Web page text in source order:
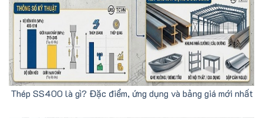
Thép SS400 là gì? Đặc điểm, ứng dụng và bảng giá mới nhất